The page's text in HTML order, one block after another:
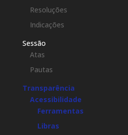
Resoluções
Indicações
Sessão
Atas
Pautas
Transparência
Acessibilidade
Ferramentas
Libras